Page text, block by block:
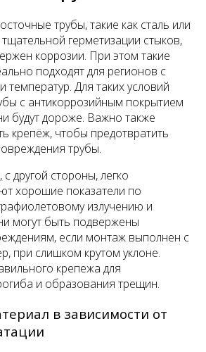
трубы, такие как сталь или
герметизации стыков,
коррозии. При этом такие
подходят для регионов с
температур. Для таких условий
с антикоррозийным покрытием
будут дороже. Важно также
крепёж, чтобы предотвратить
трубы.
другой стороны, легко
хорошие показатели по
излучению и
могут быть подвержены
если монтаж выполнен с
при слишком крутом уклоне.
крепежа для
и образования трещин.
в зависимости от